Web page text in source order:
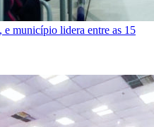
e município lidera entre as 15